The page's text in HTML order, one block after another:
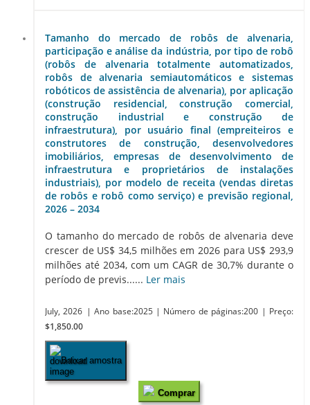
Tamanho do mercado de robôs de alvenaria,
participação e análise da indústria, por tipo de robô
(robôs de alvenaria totalmente automatizados,
robôs de alvenaria semiautomáticos e sistemas
robóticos de assistência de alvenaria), por aplicação
(construção residencial, construção comercial,
construção industrial e construção de
infraestrutura), por usuário final (empreiteiros e
construtores de construção, desenvolvedores
imobiliários, empresas de desenvolvimento de
infraestrutura e proprietários de instalações
industriais), por modelo de receita (vendas diretas
de robôs e robô como serviço) e previsão regional,
2026 – 2034
O tamanho do mercado de robôs de alvenaria deve
crescer de US$ 34,5 milhões em 2026 para US$ 293,9
milhões até 2034, com um CAGR de 30,7% durante o
período de previs...... Ler mais
July, 2026 | Ano base:2025 | Número de páginas:200 | Preço:
$1,850.00
Baixar amostra
Comprar